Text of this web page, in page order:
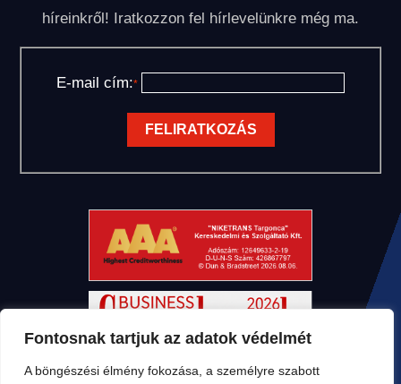
Fontosnak tartjuk az adatok védelmét
A böngészési élmény fokozása, a személyre szabott
híreinkről! Iratkozzon fel hírlevelünkre még ma.
E-mail cím:*